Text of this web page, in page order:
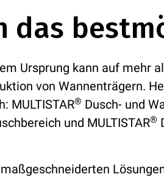
das
Ursprung kann auf mehr
von Wannenträgern.
MULTISTAR® Dusch- und
und MULTISTAR®